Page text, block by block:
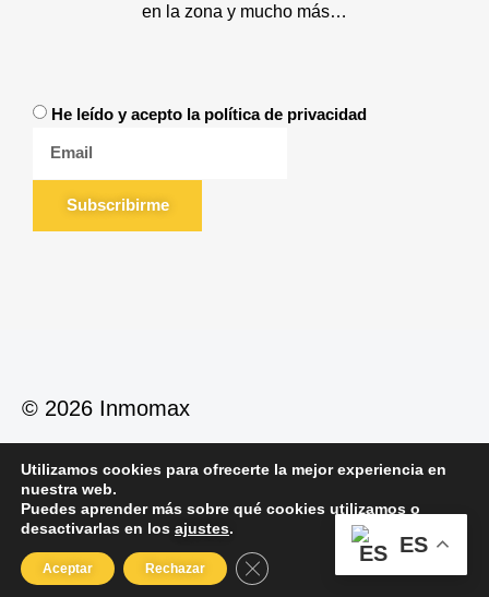
en la zona y mucho más…
He leído y acepto la política de privacidad
Subscribirme
© 2026 Inmomax
Política de PrivacidadPolítica de Cookies
Aviso Legal
ES
Utilizamos cookies para ofrecerte la mejor experiencia en
nuestra web.
Puedes aprender más sobre qué cookies utilizamos o
desactivarlas en los ajustes.
Aceptar Rechazar Cerrar el banner de cookies